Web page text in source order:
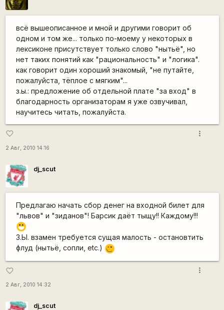
всё вышеописанное и мной и другими говорит об
одном и том же... только по-моему у некоторых в
лексиконе присутствует только слово "нытьё", но
нет таких понятий как "рациональность" и "логика".
как говорит один хороший знакомый, "не путайте,
пожалуйста, тёплое с мягким"...
з.ы.: предложение об отдельной плате "за вход" в
благодарность организаторам я уже озвучивал,
научитесь читать, пожалуйста.
favorite_border
2 Авг, 2010 14:16
more_vert
dj_scut
Предлагаю начать сбор денег на входной билет для
"львов" и "зиданов"! Барсик даёт тыщу!! Каждому!!!
:D
З.Ы. взамен требуется сущая малость - остановтить
флуд (нытьё, сопли, еtc.)
;)
favorite_border
2 Авг, 2010 14:32
more_vert
dj_scut